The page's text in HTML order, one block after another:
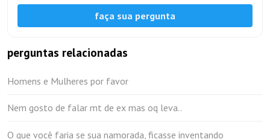
faça sua pergunta
perguntas relacionadas
Homens e Mulheres por favor
Nem gosto de falar mt de ex mas oq leva..
O que você faria se sua namorada, ficasse inventando